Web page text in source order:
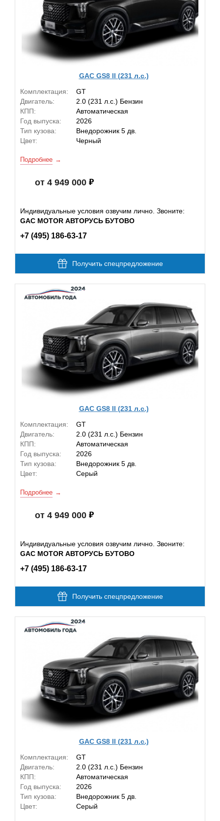
GAC GS8 II (231 л.с.)
Комплектация:
GT
Двигатель:
2.0 (231 л.с.) Бензин
КПП:
Автоматическая
Год выпуска:
2026
Тип кузова:
Внедорожник 5 дв.
Цвет:
Черный
Подробнее
от 4 949 000
Индивидуальные условия озвучим лично. Звоните:
GAC MOTOR АВТОРУСЬ БУТОВО
+7 (495) 186-63-17
Получить спецпредложение
GAC GS8 II (231 л.с.)
Комплектация:
GT
Двигатель:
2.0 (231 л.с.) Бензин
КПП:
Автоматическая
Год выпуска:
2026
Тип кузова:
Внедорожник 5 дв.
Цвет:
Серый
Подробнее
от 4 949 000
Индивидуальные условия озвучим лично. Звоните:
GAC MOTOR АВТОРУСЬ БУТОВО
+7 (495) 186-63-17
Получить спецпредложение
GAC GS8 II (231 л.с.)
Комплектация:
GT
Двигатель:
2.0 (231 л.с.) Бензин
КПП:
Автоматическая
Год выпуска:
2026
Тип кузова:
Внедорожник 5 дв.
Цвет:
Серый